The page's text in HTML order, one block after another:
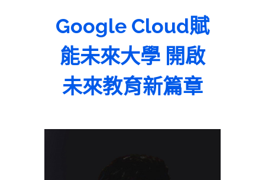
Google Cloud賦
能未來大學 開啟
未來教育新篇章